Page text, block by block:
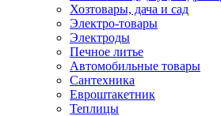
Хозтовары, дача и сад
Электро-товары
Электроды
Печное литье
Автомобильные товары
Сантехника
Евроштакетник
Теплицы